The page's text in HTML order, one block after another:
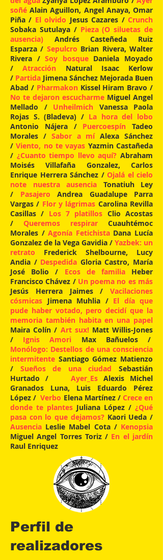
soñé Alain Aguillon, Angel Anaya, Omar
Piña / El olvido Jesus Cazares /Crunch
Sobaka Sutulaya / Pieza (O siluetas de
ausencia) Andrés Casteñeda Ruiz
Esparza / Sepulcro Brian Rivera, Walter
Rivera /Soy bosqueDaniela Moyado
/Atracción Natural Isaac Kerlow
/ Partida Jimena Sánchez Mejorada Buen
Abad / PharmakonKissel Hiram Bravo /
No te dejaron escucharme Miguel Angel
Mellado / Unheilmich Vanessa Paola
Rojas S. (Bladeva) / La hora del lobo
Antonio Nájera / Puercoespín Tadeo
Morales / Sabor a míAlexa Sánchez
/Viento, no te vayas Yazmin Castañeda
/ ¿Cuanto tiempo llevo aquí? Abraham
Moisés Villafaña Gonzalez, Carlos
Enrique Herrera Sánchez / Ojalá el cielo
note nuestra ausencia Tonatiuh Ley
/ Pasajero Andrea Guadalupe Parra
Vargas / Flor y lágrimas Carolina Revilla
Casillas / Los 7 platillos Clio Acostas
/ Queremos respirar Cuauhtémoc
Morales /Agonía FetichistaDana Lucía
Gonzalez de la Vega Gavidia / Yazbek: un
retrato Frederick Shelbourne, Lucy
Andia / Despedida Gloria Castro, María
José Bolio / Ecos de familiaHeber
Francisco Chávez / Un poema no es más
Jesús Herrera Jaimes / Vacilaciones
cósmicas Jimena Muhlia / El día que
pude haber votado, pero decidí que la
memoria también habita en una papel
Maira Colín / Art sux!Matt Willis-Jones
/ Ignis Amori Max Bañuelos /
Monólogo: Destellos de una consciencia
intermitente Santiago Gómez Matienzo
/ Sueños de una ciudad Sebastián
Hurtado / Ayer_Es Alexis Michel
Granados Luna, Luis Eduardo Pérez
López /Verbo Elena Martínez / Crece en
donde te plantes Juliana López / ¿Qué
pasa con lo que dejamos?Kaori Ueda /
Ausencia Leslie Mabel Cota / Kenopsia
Miguel Angel Torres Toriz / En el jardín
Raul Enriquez
Perfil de
realizadores